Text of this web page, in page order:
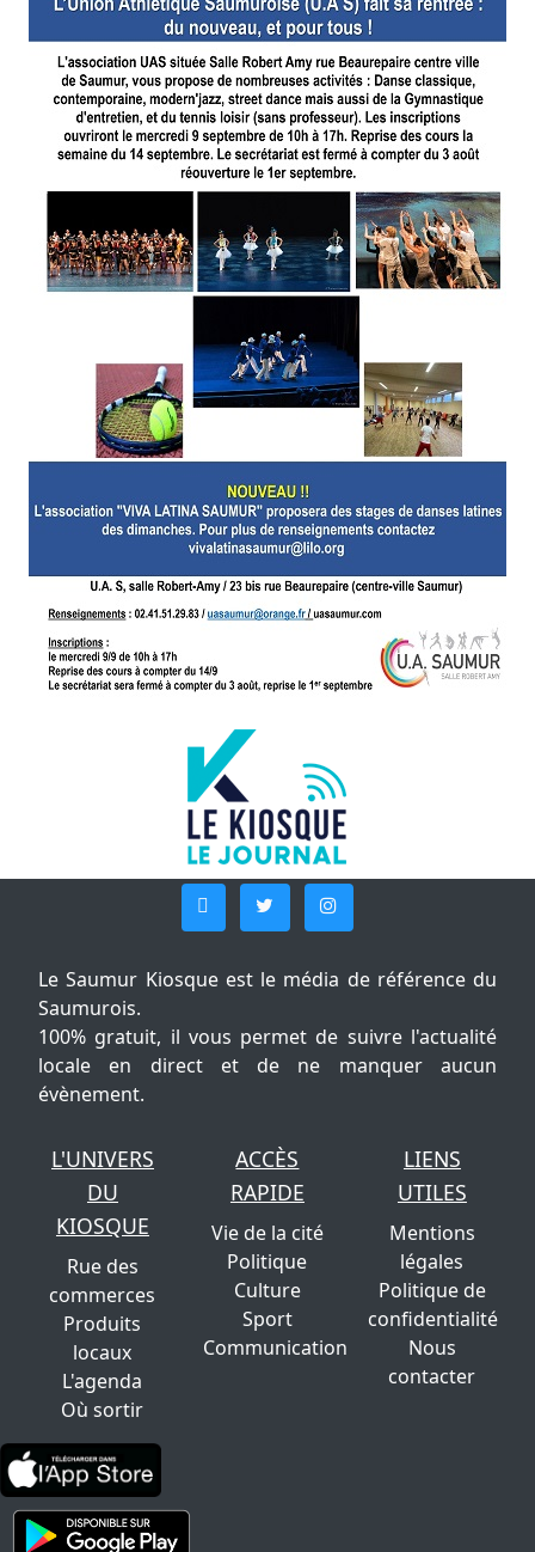
Le Saumur Kiosque est le média de référence du
Saumurois.
100% gratuit, il vous permet de suivre l'actualité
locale en direct et de ne manquer aucun
évènement.
L'UNIVERS
DU
KIOSQUE
Rue des
commerces
Produits
locaux
L'agenda
Où sortir
ACCÈS
RAPIDE
Vie de la cité
Politique
Culture
Sport
Communication
LIENS
UTILES
Mentions
légales
Politique de
confidentialité
Nous
contacter